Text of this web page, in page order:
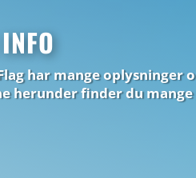
har mange oplysninger
herunder finder du